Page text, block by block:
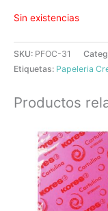
Sin existencias
SKU: PFOC-31
Etiquetas: Papeleria
Productos